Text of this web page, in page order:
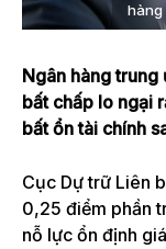
hàng
Ngân hàng trung
bất chấp lo ngại
bất ổn tài chính
Cục Dự trữ Liên
0,25 điểm phần
nỗ lực ổn định